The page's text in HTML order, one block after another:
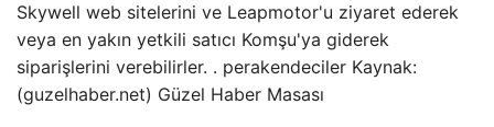
Skywell web sitelerini ve Leapmotor'u ziyaret ederek
veya en yakın yetkili satıcı Komşu'ya giderek
siparişlerini verebilirler. . perakendeciler Kaynak:
(guzelhaber.net) Güzel Haber Masası